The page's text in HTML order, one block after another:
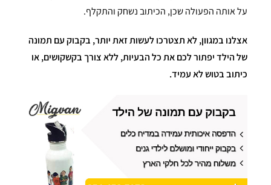
על אותה הפעולה שכן, הכיתוב נשחק והתקלף.
אצלנו במגוון, לא תצטרכו לעשות זאת יותר, בקבוק עם תמונה
של הילד יפתור לכם את כל הבעיות, ללא צורך בקשקושים, או
כיתוב בטוש לא עמיד.